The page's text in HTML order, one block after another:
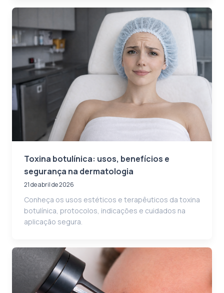
Toxina botulínica: usos, benefícios e
segurança na dermatologia
21 de abril de 2026
Conheça os usos estéticos e terapêuticos da toxina
botulínica, protocolos, indicações e cuidados na
aplicação segura.